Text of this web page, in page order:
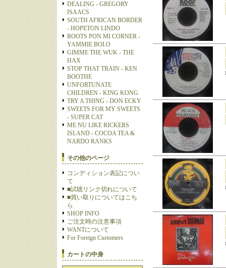
DEALING - GREGORY
ISAACS
SOUTH AFRICAN BORDER
- HOPETON LINDO
ROOTS PON MI CORNER -
YAMMIE BOLO
GIMME THE WUK - THE
HAX
STOP THAT TRAIN - KEN
BOOTHE
UNFORTUNATE
CHILDREN - KING KONG
TRY A THING - DON ECKY
SWEETS FOR MY SWEETS
- SUPER CAT
ME NU LIKE RICKERS
ISLAND - COCOA TEA &
NARDO RANKS
その他のページ
コンディション表記につい
て
■試聴リンク切れについて
■買い取りについてはこち
ら
SHOP INFO
ご注文時の注意事項
WANTについて
For Foreign Customers
カートの中身